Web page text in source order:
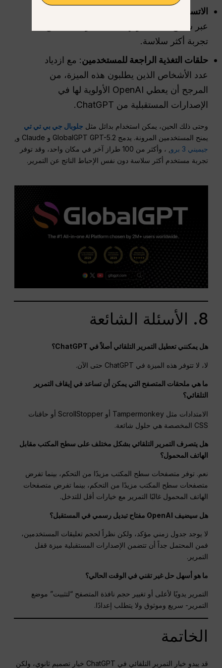
الاتساق عبر الأجهزة
عبر سطح المكتب والهاتف المحمول أن يخلق
تجربة أكثر سلاسة.
حلقات التغذية الراجعة للمستخدمين: مع ازدياد
عدد الأشخاص الذين يطلبون هذه الميزة، من
المرجح أن يعطي OpenAI الأولوية لها في
الإصدارات المستقبلية من ChatGPT.
وحتى ذلك الحين، يمكن استخدام بدائل مثل جلوبال جي بي تي تي
يمنح المستخدمين المرونة. يدمج GlobalGPT GPT-5.2 و Claude و,
جيميني 3 برو
, ، وأكثر من 100 طراز آخر في مكان واحد، وقد توفر
تجربة مستخدم أكثر سلاسة دون نفس الإحباط الناتج عن التمرير.
8. الأسئلة الشائعة
هل يمكنني تعطيل التمرير التلقائي أصلاً في ChatGPT؟
لا، لا تتوفر هذه الميزة في ChatGPT حتى الآن.
ما هي ملحقات المتصفح التي يمكن أن تساعد في إيقاف التمرير
التلقائي؟
الامتدادات مثل Tampermonkey أو ScrollStopper أو حاقنات
CSS المخصصة هي حلول شائعة.
هل يتصرف التمرير التلقائي بشكل مختلف على سطح المكتب مقابل
الهاتف المحمول؟
نعم. توفر متصفحات سطح المكتب مزيدًا من التحكم، بينما تفرض
متصفحات سطح المكتب مزيدًا من التحكم، بينما تفرض متصفحات
الهاتف المحمول غالبًا التمرير مع خيارات أقل للتدخل.
هل سيضيف OpenAI مفتاح تبديل رسمي في المستقبل؟
لا يوجد جدول زمني مؤكد، ولكن نظراً لحجم تعليقات المستخدمين،
فمن المحتمل جداً أن تتضمن الإصدارات المستقبلية ميزة قفل
التمرير.
ما هو أسهل حل غير تقني في الوقت الحالي؟
التمرير يدويًا لأعلى أو تغيير حجم نافذة المتصفح “لتثبيت” موضع
التمرير- سريع وموثوق ولا يتطلب إعدادًا.
الخاتمة
قد يبدو خيار التمرير التلقائي في ChatGPT خيار تصميم ثانوي، ولكن